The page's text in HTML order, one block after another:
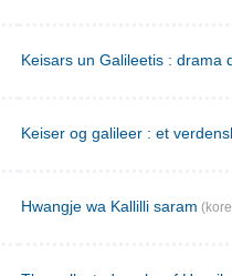
Keisars un Galileetis : drama
Keiser og galileer : et
Hwangje wa Kallilli saram